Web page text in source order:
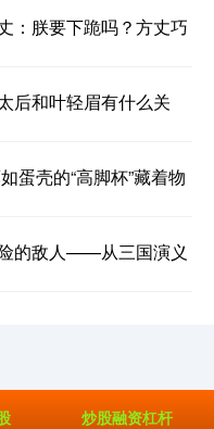
：朕要下跪吗？方丈巧
后和叶轻眉有什么关
蛋壳的“高脚杯”藏着物
的敌人——从三国演义
炒股融资杠杆